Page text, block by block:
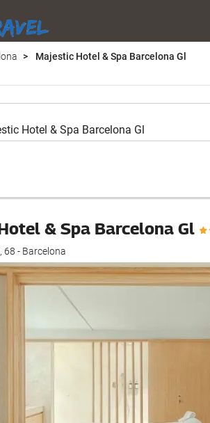
Majestic Hotel & Spa Barcelona Gl
& Spa Barcelona Gl
68 - Barcelona